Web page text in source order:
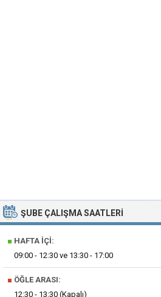
ŞUBE ÇALIŞMA SAATLERI
■ HAFTA İÇI:
09:00 - 12:30 ve 13:30 - 17:00
■ ÖĞLE ARASI:
12:30 - 13:30 (Kapalı)